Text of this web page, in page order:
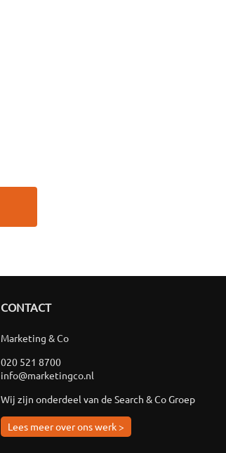
CONTACT
Marketing & Co
020 521 8700
info@marketingco.nl
Wij zijn onderdeel van de Search & Co Groep
Lees meer over ons werk >